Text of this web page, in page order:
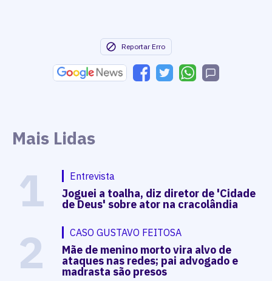
Reportar Erro
Mais Lidas
1 Entrevista
Joguei a toalha, diz diretor de 'Cidade
de Deus' sobre ator na cracolândia
2 CASO GUSTAVO FEITOSA
Mãe de menino morto vira alvo de
ataques nas redes; pai advogado e
madrasta são presos